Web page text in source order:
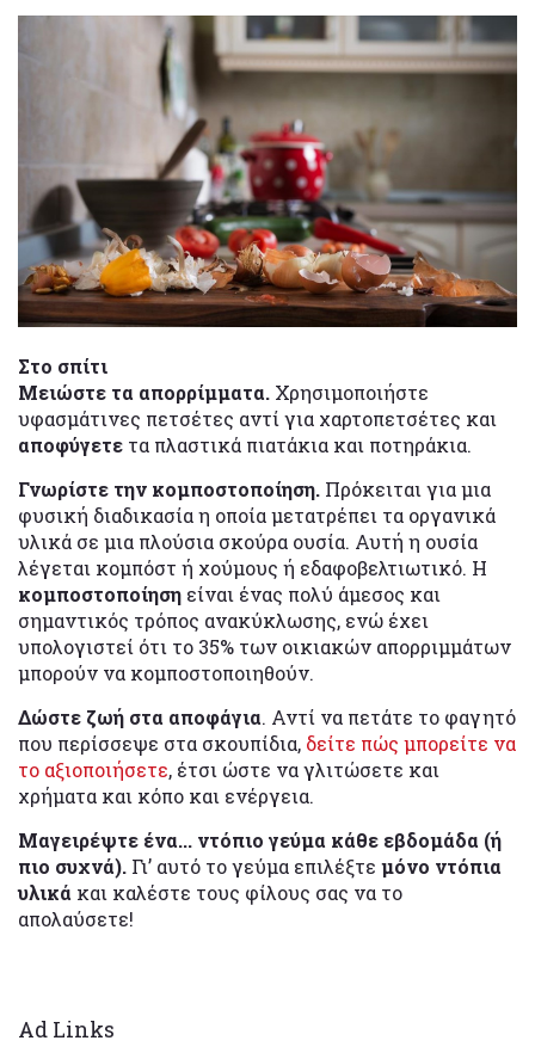
Στο σπίτι
Μειώστε τα απορρίμματα. Χρησιμοποιήστε
υφασμάτινες πετσέτες αντί για χαρτοπετσέτες και
αποφύγετε τα πλαστικά πιατάκια και ποτηράκια.
Γνωρίστε την κομποστοποίηση. Πρόκειται για μια
φυσική διαδικασία η οποία μετατρέπει τα οργανικά
υλικά σε μια πλούσια σκούρα ουσία. Αυτή η ουσία
λέγεται κομπόστ ή χούμους ή εδαφοβελτιωτικό. Η
κομποστοποίηση είναι ένας πολύ άμεσος και
σημαντικός τρόπος ανακύκλωσης, ενώ έχει
υπολογιστεί ότι το 35% των οικιακών απορριμμάτων
μπορούν να κομποστοποιηθούν.
Δώστε ζωή στα αποφάγια. Αντί να πετάτε το φαγητό
που περίσσεψε στα σκουπίδια, δείτε πώς μπορείτε να
το αξιοποιήσετε, έτσι ώστε να γλιτώσετε και
χρήματα και κόπο και ενέργεια.
Μαγειρέψτε ένα... ντόπιο γεύμα κάθε εβδομάδα (ή
πιο συχνά). Γι’ αυτό το γεύμα επιλέξτε μόνο ντόπια
υλικά και καλέστε τους φίλους σας να το
απολαύσετε!
Ad Links